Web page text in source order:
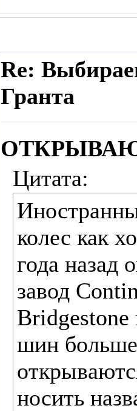
Re:
Гранта
Цитата:
колес как
года назад
завод
Bridgestone
шин больше
носить